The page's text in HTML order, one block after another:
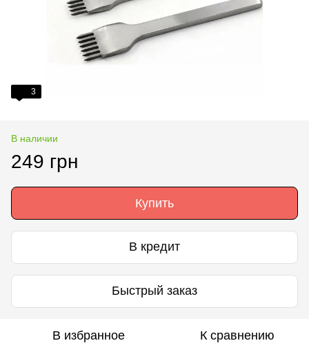
3
В наличии
249 грн
Купить
В кредит
Быстрый заказ
В избранное К сравнению